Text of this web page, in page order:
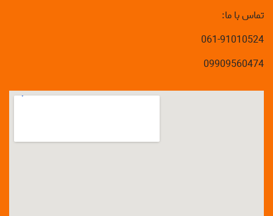
تماس با ما:
061-91010524
09909560474